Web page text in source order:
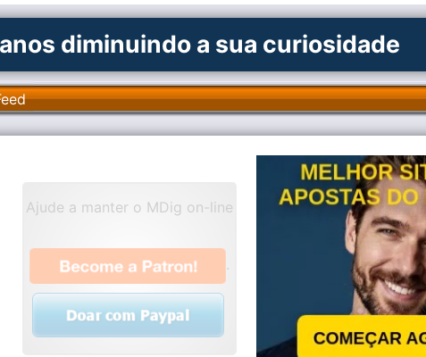
diminuindo a sua curiosidade
Ajude a manter o MDig on-line
.